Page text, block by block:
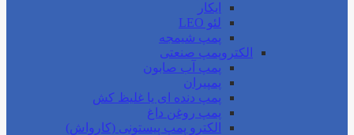
ایکار
لئو LEO
پمپ شیمجه
الکتروپمپ صنعتی
پمپ آب صابون
پمپیران
پمپ دنده ای یا غلیظ کش
پمپ روغن داغ
الکترو پمپ پیستونی (کارواش)